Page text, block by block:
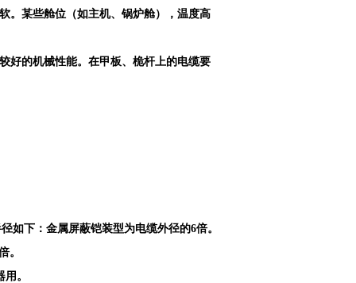
。某些舱位（如主机、锅炉舱），温度高
好的机械性能。在甲板、桅杆上的电缆要
如下：金属屏蔽铠装型为电缆外径的6倍。
。
。